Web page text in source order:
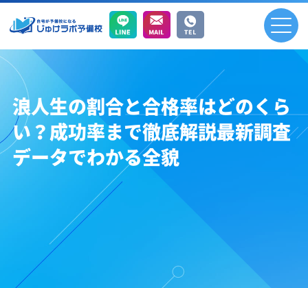
浪人生の割合と合格率はどのくら
い？成功率まで徹底解説最新調査
データでわかる全貌